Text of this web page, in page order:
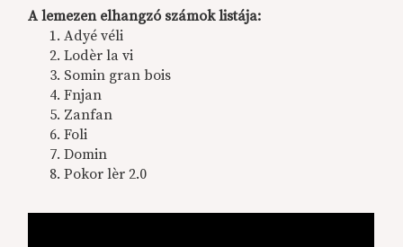
A lemezen elhangzó számok listája:
Adyé véli
Lodèr la vi
Somin gran bois
Fnjan
Zanfan
Foli
Domin
Pokor lèr 2.0